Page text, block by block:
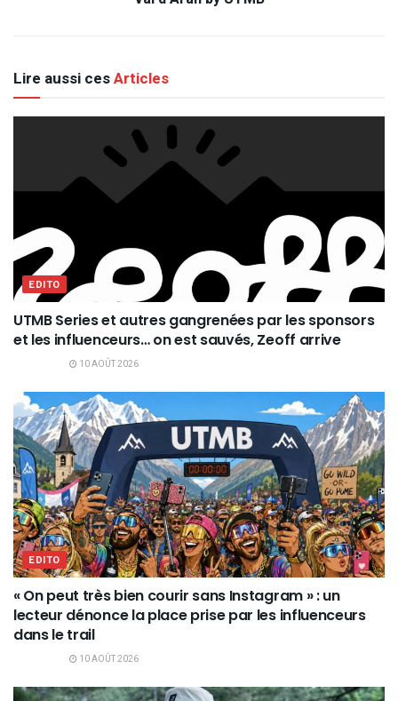
Lire aussi cesArticles
EDITO
UTMB Series et autres gangrenées par les sponsors
et les influenceurs… on est sauvés, Zeoff arrive
10 AOÛT 2026
EDITO
« On peut très bien courir sans Instagram » : un
lecteur dénonce la place prise par les influenceurs
dans le trail
10 AOÛT 2026